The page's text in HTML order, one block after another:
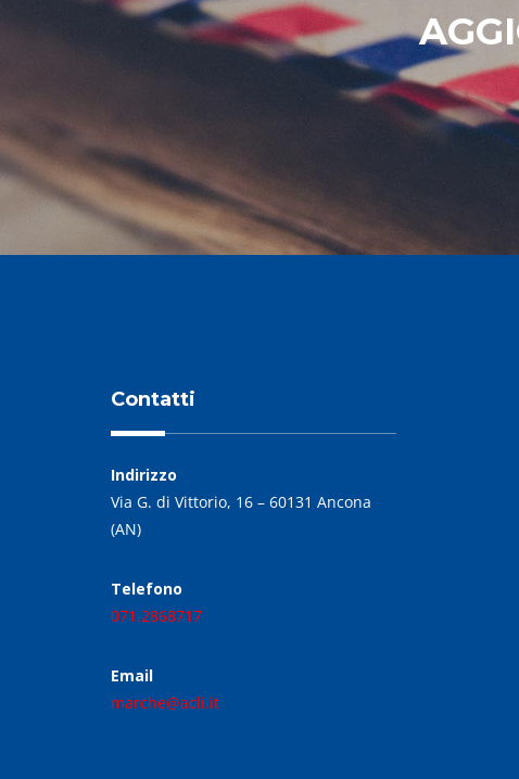
Contatti
Indirizzo
Via G. di Vittorio, 16 – 60131 Ancona
(AN)
Telefono
071.2868717
Email
marche@acli.it